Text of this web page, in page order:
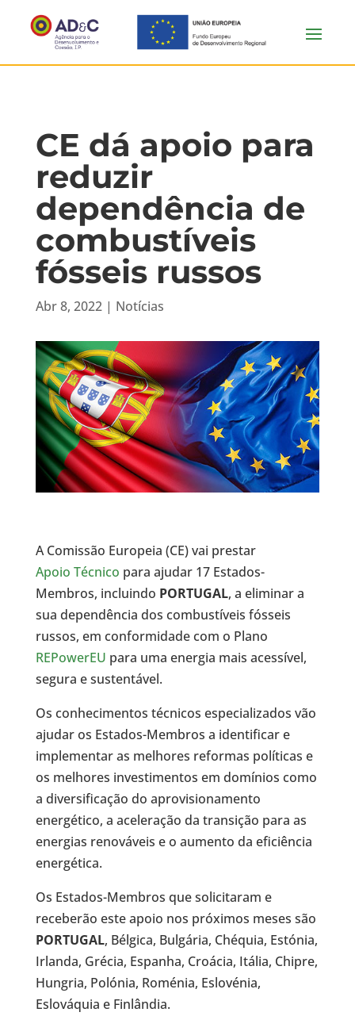
CE dá apoio para
reduzir
dependência de
combustíveis
fósseis russos
Abr 8, 2022| Notícias
A Comissão Europeia (CE) vai prestar
Apoio Técnico para ajudar 17 Estados-
Membros, incluindo PORTUGAL, a eliminar a
sua dependência dos combustíveis fósseis
russos, em conformidade com o Plano
REPowerEU para uma energia mais acessível,
segura e sustentável.
Os conhecimentos técnicos especializados vão
ajudar os Estados-Membros a identificar e
implementar as melhores reformas políticas e
os melhores investimentos em domínios como
a diversificação do aprovisionamento
energético, a aceleração da transição para as
energias renováveis e o aumento da eficiência
energética.
Os Estados-Membros que solicitaram e
receberão este apoio nos próximos meses são
PORTUGAL, Bélgica, Bulgária, Chéquia, Estónia,
Irlanda, Grécia, Espanha, Croácia, Itália, Chipre,
Hungria, Polónia, Roménia, Eslovénia,
Eslováquia e Finlândia.